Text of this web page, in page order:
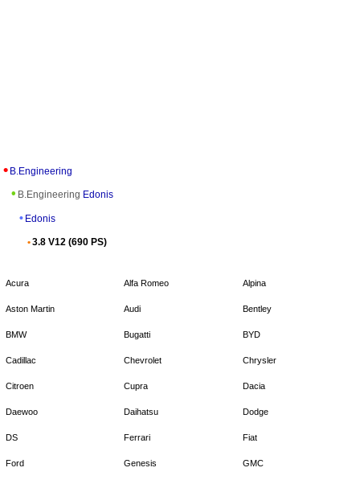
B.Engineering
B.Engineering Edonis
Edonis
3.8 V12 (690 PS)
Acura Alfa Romeo Alpina
Aston Martin Audi Bentley
BMW Bugatti BYD
Cadillac Chevrolet Chrysler
Citroen Cupra Dacia
Daewoo Daihatsu Dodge
DS Ferrari Fiat
Ford Genesis GMC